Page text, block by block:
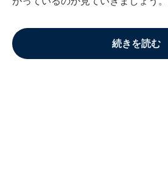
続きを読む